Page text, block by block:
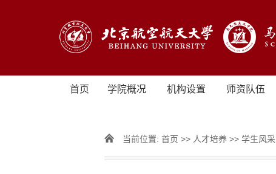
首页 学院概况 机构设置 师资队伍
当前位置: 首页 >> 人才培养 >> 学生风采